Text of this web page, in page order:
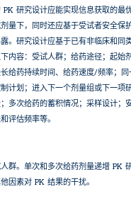
研究设计应能实现信息获取的最
量下，同时还应基于受试者安全保
。研究设计应基于已有非临床和同
内容：受试人群；给药途径；起始
给药持续时间、给药速度/频率；
计划；进入下一个剂量组或下一项
多次给药的蓄积情况；采样设计；
评估频率等。
群。单次和多次给药剂量递增 PK
因素对 PK 结果的干扰。